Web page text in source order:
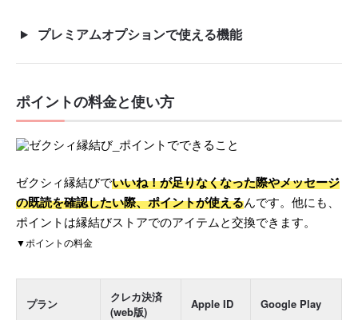
プレミアムオプションで使える機能
ポイントの料金と使い方
ゼクシィ縁結びでいいね！が足りなくなった際やメッセージ
の既読を確認したい際、ポイントが使えるんです。他にも、
ポイントは縁結びストアでのアイテムと交換できます。
▼ポイントの料金
プラン
クレカ決済
(web版)
Apple ID Google Play